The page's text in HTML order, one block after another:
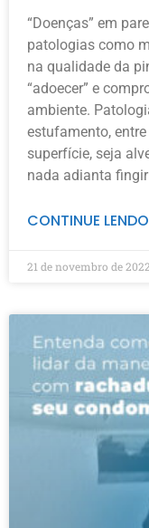
“Doenças” em
patologias como
na qualidade da
“adoecer” e
ambiente.
estufamento,
superfície, seja
nada adianta
CONTINUE
21 de novembro de 2022